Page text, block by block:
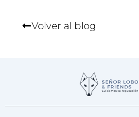
Volver al blog